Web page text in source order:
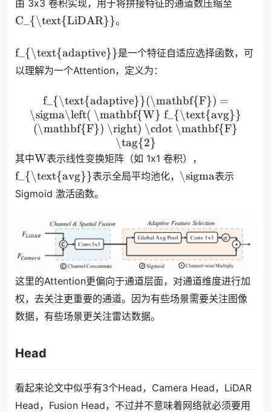
由 3x3 卷积实现，用于将拼接特征的通道数压缩至
C_{\text{LiDAR}}。
f_{\text{adaptive}}是一个特征自适应选择函数，可
以理解为一个Attention，定义为：
f_{\text{adaptive}}(\mathbf{F}) =
\sigma\left( \mathbf{W} f_{\text{avg}}
(\mathbf{F}) \right) \cdot \mathbf{F}
\tag{2}
其中W表示线性变换矩阵（如 1x1 卷积），
f_{\text{avg}}表示全局平均池化， \sigma表示
Sigmoid 激活函数。
这里的Attention更偏向于通道层面，对通道维度进行加
权，去关注更重要的通道。因为有些场景需要关注图像
数据，有些场景更关注雷达数据。
Head
看起来论文中似乎有3个Head，Camera Head，LiDAR
Head，Fusion Head，不过并不意味着网络就必须要用